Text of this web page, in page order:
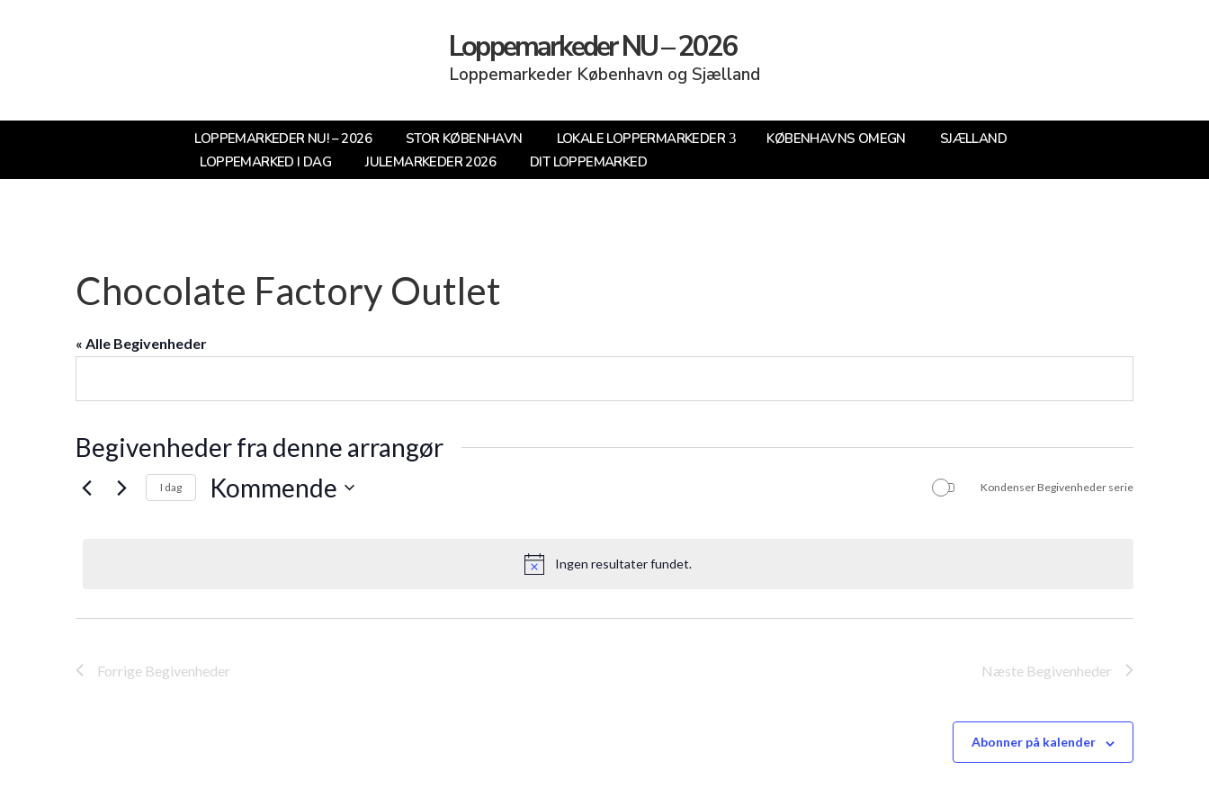
Loppemarkeder NU – 2026
Loppemarkeder København og Sjælland
LOPPEMARKEDER NU! – 2026 STOR KØBENHAVN LOKALE LOPPERMARKEDER KØBENHAVNS OMEGN
SJÆLLAND
LOPPEMARKED I DAG
JULEMARKEDER 2026 DIT LOPPEMARKED
Chocolate Factory Outlet
« Alle Begivenheder
Begivenheder fra denne arrangør
Notice
Ingen resultater fundet.
I dag Kommende Kondenser Begivenheder serie
Forrige Begivenheder Næste Begivenheder
Abonner på kalender